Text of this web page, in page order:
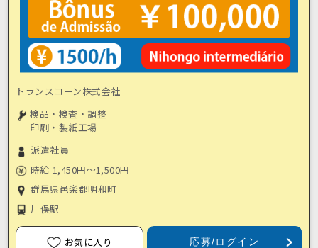
トランスコーン株式会社
検品・検査・調整
印刷・製紙工場
派遣社員
時給 1,450円～1,500円
群馬県邑楽郡明和町
川俣駅
お気に入り 応募/ログイン